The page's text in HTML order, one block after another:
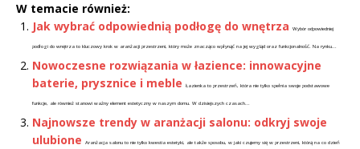
W temacie również:
Jak wybrać odpowiednią podłogę do wnętrza
Wybór odpowiedniej
podłogi do wnętrza to kluczowy krok w aranżacji przestrzeni, który może znacząco wpłynąć na jej wygląd oraz funkcjonalność. Na rynku...
Nowoczesne rozwiązania w łazience: innowacyjne
baterie, prysznice i meble
Łazienka to przestrzeń, która nie tylko spełnia swoje podstawowe
funkcje, ale również stanowi ważny element estetyczny w naszym domu. W dzisiejszych czasach...
Najnowsze trendy w aranżacji salonu: odkryj swoje
ulubione
Aranżacja salonu to nie tylko kwestia estetyki, ale także sposobu, w jaki czujemy się w przestrzeni, którą na co dzień